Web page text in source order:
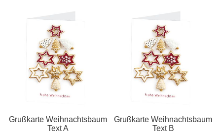
Grußkarte Weihnachtsbaum
Text A
Grußkarte Weihnachtsbaum
Text B